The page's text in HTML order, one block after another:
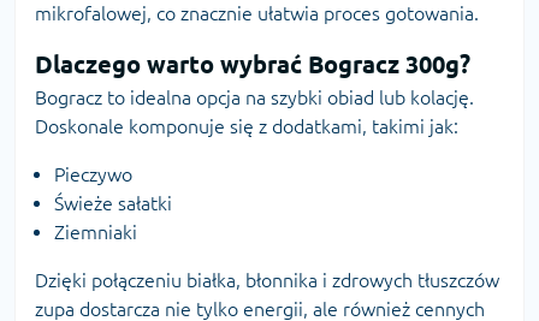
mikrofalowej, co znacznie ułatwia proces gotowania.
Dlaczego warto wybrać Bogracz 300g?
Bogracz to idealna opcja na szybki obiad lub kolację.
Doskonale komponuje się z dodatkami, takimi jak:
Pieczywo
Świeże sałatki
Ziemniaki
Dzięki połączeniu białka, błonnika i zdrowych tłuszczów
zupa dostarcza nie tylko energii, ale również cennych